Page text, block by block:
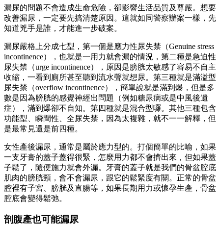
漏尿的問題不會造成生命危險，卻影響生活品質及尊嚴。想要
改善漏尿，一定要先搞清楚原因。這就如同警察辦案一樣，先
知道兇手是誰，才能進一步破案。
漏尿嚴格上分成七型，第一個是應力性尿失禁（Genuine stress
incontinence），也就是一用力就會漏的情況，第二種是急迫性
尿失禁（urge incontinence），原因是膀胱太敏感了容易不自主
收縮，一看到廁所甚至聽到流水聲就想尿。第三種就是滿溢型
尿失禁（overflow incontinence），簡單說就是滿到爆，但是多
數是因為膀胱的感覺神經出問題（例如糖尿病或是中風後遺
症），滿到爆卻不自知。第四種就是混合型囉。其他三種包含
功能型、瞬間性、全尿失禁，因為太複雜，就不一一解釋，但
是最常見還是前四種。
女性產後漏尿，通常是屬於應力型的。打個簡單的比喻，如果
一支牙膏的蓋子蓋得很緊，怎麼用力都不會擠出來，但如果蓋
子鬆了，隨便施力就會外漏。牙膏的蓋子就是我們的骨盆腔底
肌肉的膀胱頸，會不會漏尿，跟它的鬆緊度有關。正常的骨盆
腔裡有子宮、膀胱及直腸等，如果長期用力或懷孕生產，骨盆
腔底會變得鬆弛。
剖腹產也可能漏尿